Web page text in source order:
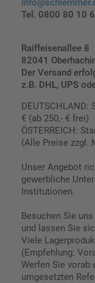
Tel. 0800 80 10
Raiffeisenallee 8
82041
Der Versand
z.B. DHL, UPS
DEUTSCHLAND:
€ (ab 250,- € frei)
ÖSTERREICH:
(Alle Preise zzgl.
Unser Angebot
gewerbliche
Institutionen.
Besuchen Sie
und lassen Sie
Viele
(Empfehlung:
Werfen Sie vorab
umgesetzten